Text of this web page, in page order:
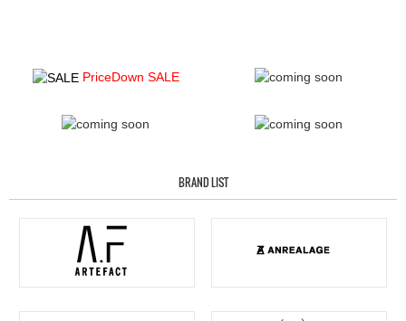
PriceDown SALE
BRAND LIST